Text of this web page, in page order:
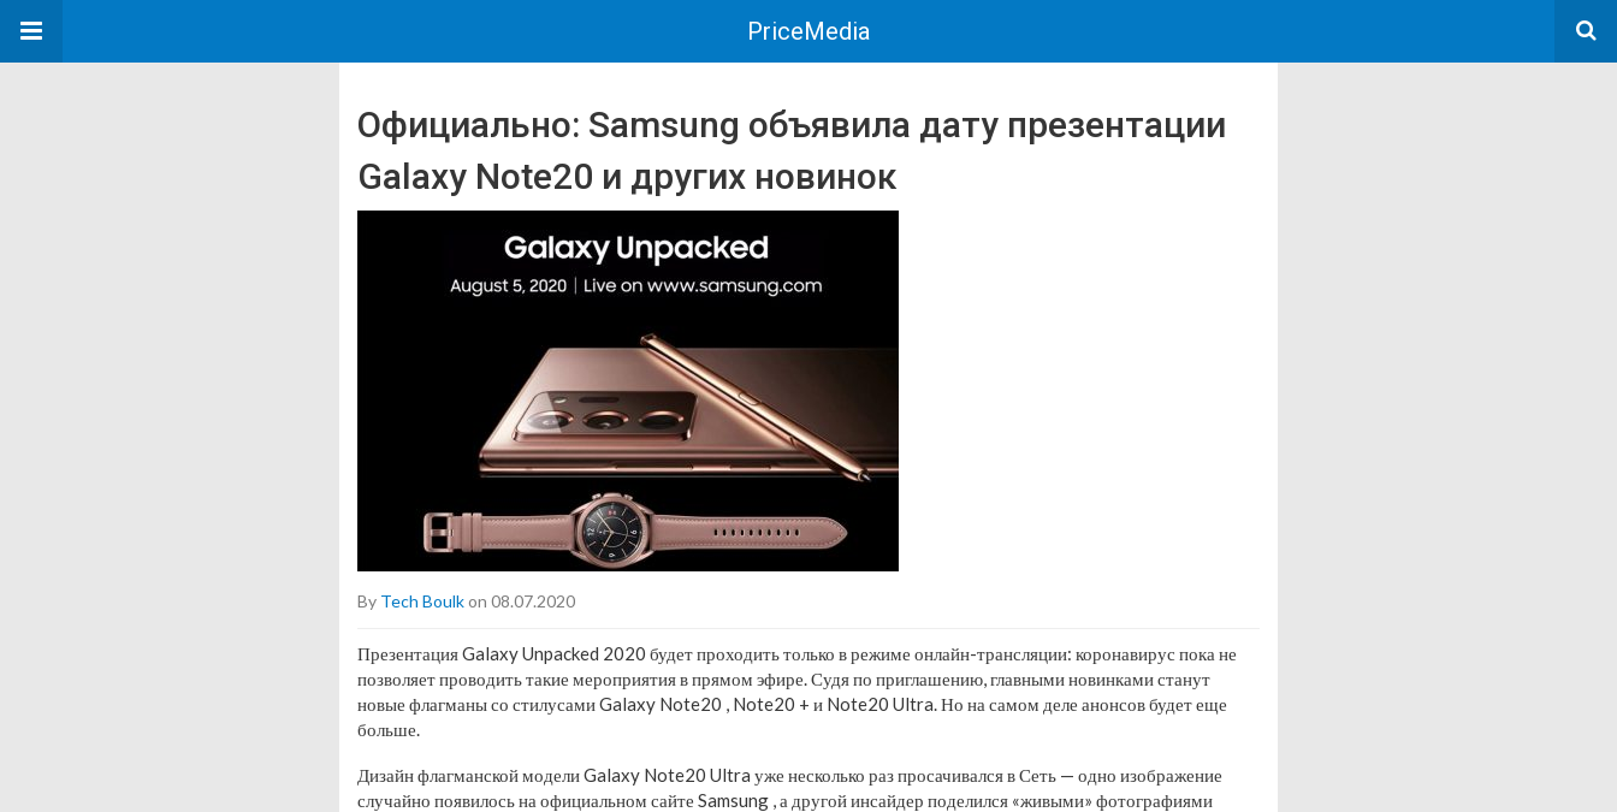
PriceMedia
Официально: Samsung объявила дату презентации
Galaxy Note20 и других новинок
By Tech Boulkon 08.07.2020
Презентация Galaxy Unpacked 2020 будет проходить только в режиме онлайн-трансляции: коронавирус пока не
позволяет проводить такие мероприятия в прямом эфире. Судя по приглашению, главными новинками станут
новые флагманы со стилусами Galaxy Note20 , Note20 + и Note20 Ultra. Но на самом деле анонсов будет еще
больше.
Дизайн флагманской модели Galaxy Note20 Ultra уже несколько раз просачивался в Сеть — одно изображение
случайно появилось на официальном сайте Samsung , а другой инсайдер поделился «живыми» фотографиями